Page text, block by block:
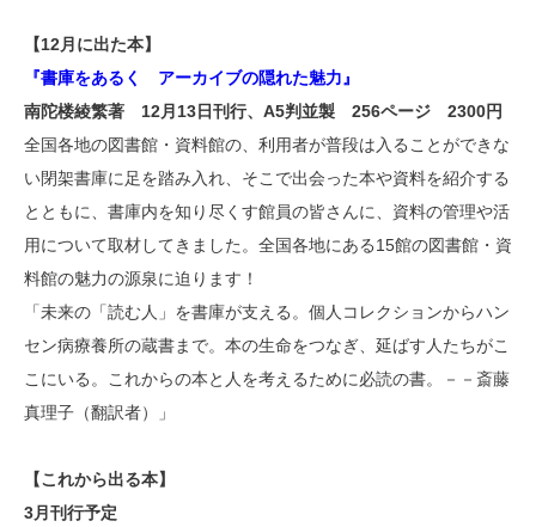
【12月に出た本】
『書庫をあるく アーカイブの隠れた魅力』
南陀楼綾繁著 12月13日刊行、A5判並製 256ページ 2300円
全国各地の図書館・資料館の、利用者が普段は入ることができな
い閉架書庫に足を踏み入れ、そこで出会った本や資料を紹介する
とともに、書庫内を知り尽くす館員の皆さんに、資料の管理や活
用について取材してきました。全国各地にある15館の図書館・資
料館の魅力の源泉に迫ります！
「未来の「読む人」を書庫が支える。個人コレクションからハン
セン病療養所の蔵書まで。本の生命をつなぎ、延ばす人たちがこ
こにいる。これからの本と人を考えるために必読の書。－－斎藤
真理子（翻訳者）」
【これから出る本】
3月刊行予定